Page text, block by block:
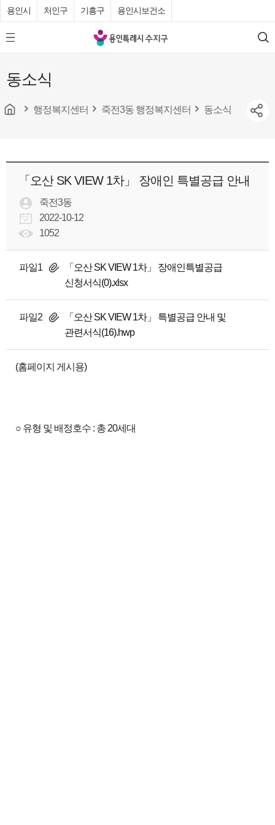
용인시 처인구 기흥구 용인시보건소
모
바
메
뉴
튼
용
인
수
청
검
색
동소식
행정복지센터 죽전3동 행정복지센터 동소식
「오산 SK VIEW 1차」 장애인 특별공급 안내
죽전3동
2022-10-12
1052
파일1
「오산 SK VIEW 1차」 장애인특별공급
신청서식(0).xlsx
파일2
「오산 SK VIEW 1차」 특별공급 안내 및
관련서식(16).hwp
(홈페이지 게시용)
○ 유형 및 배정호수 : 총 20세대